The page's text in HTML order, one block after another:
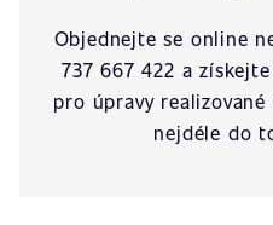
Objednejte se online
737 667 422 a
pro úpravy realizované
nejdéle do